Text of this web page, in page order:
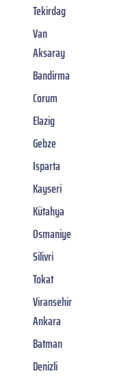
Tekirdag
Van
Aksaray
Bandirma
Corum
Elazig
Gebze
Isparta
Kayseri
Kütahya
Osmaniye
Silivri
Tokat
Viransehir
Ankara
Batman
Denizli